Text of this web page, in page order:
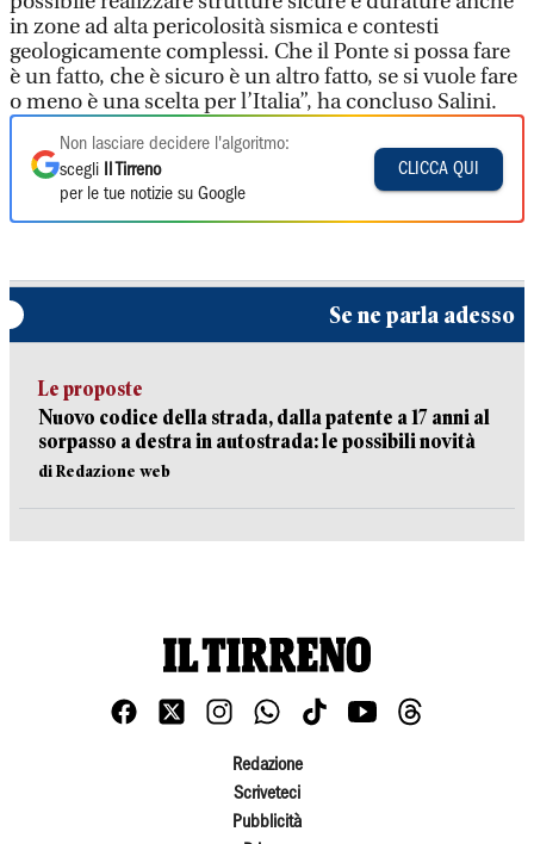
in zone ad alta pericolosità sismica e contesti
geologicamente complessi. Che il Ponte si possa fare
è un fatto, che è sicuro è un altro fatto, se si vuole fare
o meno è una scelta per l’Italia”, ha concluso Salini.
Non lasciare decidere l'algoritmo:
scegli
Il Tirreno
per le tue notizie su Google
CLICCA QUI
Se ne parla adesso
Le proposte
Nuovo codice della strada, dalla patente a 17 anni al
sorpasso a destra in autostrada: le possibili novità
di Redazione web
Redazione
Scriveteci
Pubblicità